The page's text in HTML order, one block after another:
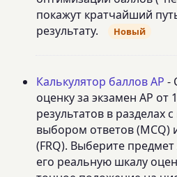
покажут кратчайший
результату.
Новый
Калькулятор баллов AP -
оценку за экзамен AP
результатов в разделах
выбором ответов (MCQ)
(FRQ). Выберите
его реальную шкалу